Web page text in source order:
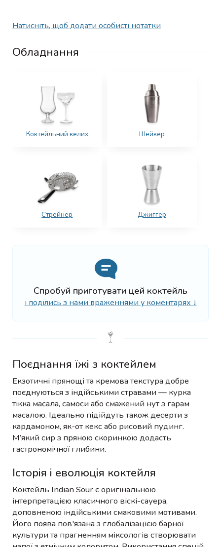
Натисніть, щоб додати особисті нотатки
Обладнання
Коктейльний келих Шейкер
Стрейнер Джиггер
Спробуй приготувати цей коктейль
і поділись з нами враженнями у коментарях ↓
Поєднання їжі з коктейлем
Екзотичні прянощі та кремова текстура добре
поєднуються з індійськими стравами — курка
тікка масала, самоси або смажений нут з гарам
масалою. Ідеально підійдуть також десерти з
кардамоном, як-от кекс або рисовий пудинг.
М’який сир з пряною скоринкою додасть
гастрономічної глибини.
Історія і еволюція коктейля
Коктейль Indian Sour є оригінальною
інтерпретацією класичного віскі-сауера,
доповненою індійськими смаковими мотивами.
Його поява пов'язана з глобалізацією барної
культури та прагненням міксологів створювати